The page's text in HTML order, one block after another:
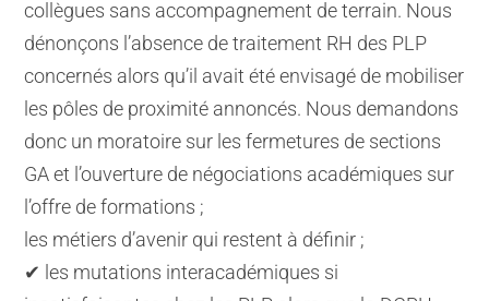
collègues sans accompagnement de terrain. Nous
dénonçons l’absence de traitement RH des PLP
concernés alors qu’il avait été envisagé de mobiliser
les pôles de proximité annoncés. Nous demandons
donc un moratoire sur les fermetures de sections
GA et l’ouverture de négociations académiques sur
l’offre de formations ;
les métiers d’avenir qui restent à définir ;
✔ les mutations interacadémiques si